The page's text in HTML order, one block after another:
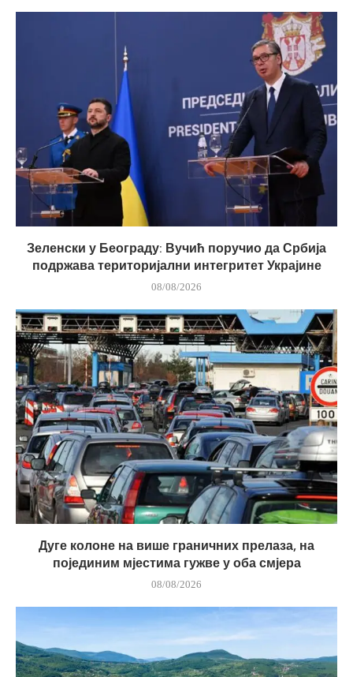
Зеленски у Београду: Вучић поручио да Србија
подржава територијални интегритет Украјине
08/08/2026
Дуге колоне на више граничних прелаза, на
појединим мјестима гужве у оба смјера
08/08/2026